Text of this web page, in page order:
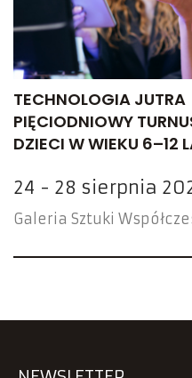
TECHNOLOGIA JUTRA
PIĘCIODNIOWY
DZIECI W WIEKU 6–12
24 - 28 sierpnia
Galeria Sztuki